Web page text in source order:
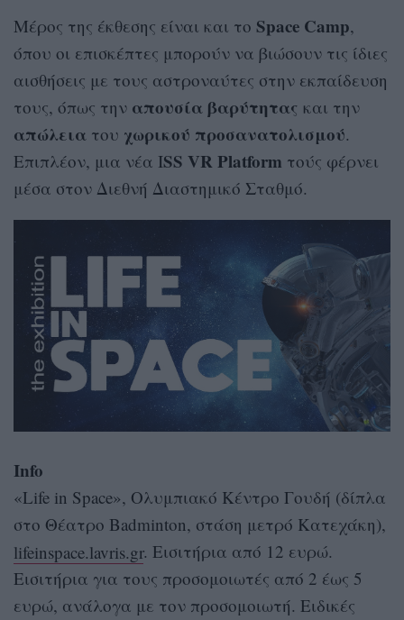
Μέρος της έκθεσης είναι και το Space Camp,
όπου οι επισκέπτες μπορούν να βιώσουν τις ίδιες
αισθήσεις με τους αστροναύτες στην εκπαίδευση
τους, όπως την απουσία βαρύτητας και την
απώλεια του χωρικού προσανατολισμού.
Επιπλέον, μια νέα ISS VR Platform τούς φέρνει
μέσα στον Διεθνή Διαστημικό Σταθμό.
Info
«Life in Space», Ολυμπιακό Κέντρο Γουδή (δίπλα
στο Θέατρο Badminton, στάση μετρό Κατεχάκη),
lifeinspace.lavris.gr. Εισιτήρια από 12 ευρώ.
Εισιτήρια για τους προσομοιωτές από 2 έως 5
ευρώ, ανάλογα με τον προσομοιωτή. Ειδικές